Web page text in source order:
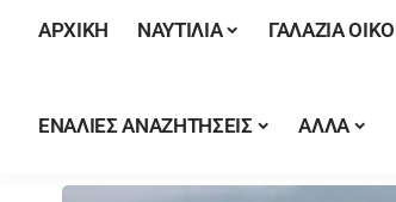
ΑΡΧΙΚΗ ΝΑΥΤΙΛΙΑ ΓΑΛΑΖΙΑ
ΕΝΑΛΙΕΣ ΑΝΑΖΗΤΗΣΕΙΣ ΑΛΛΑ